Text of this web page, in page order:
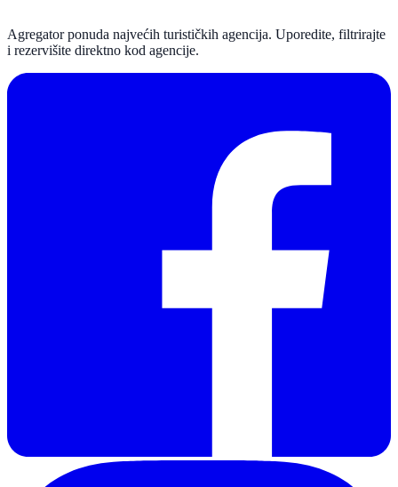
Agregator ponuda najvećih turističkih agencija. Uporedite, filtrirajte
i rezervišite direktno kod agencije.